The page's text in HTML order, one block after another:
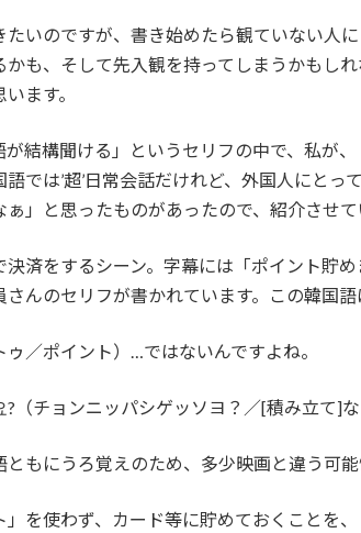
たいのですが、書き始めたら観ていない人
かも、そして先入観を持ってしまうかもし
ます。
結構聞ける」というセリフの中で、私が、
語では’超’日常会話だけれど、外国人にとっ
」と思ったものがあったので、紹介させて
決済をするシーン。字幕には「ポイント貯め
さんのセリフが書かれています。この韓国
ゥ／ポイント）…ではないんですよね。
?（チョンニッパシゲッソヨ？／[積み立て]な
ともにうろ覚えのため、多少映画と違う可能
を使わず、カード等に貯めておくことを、